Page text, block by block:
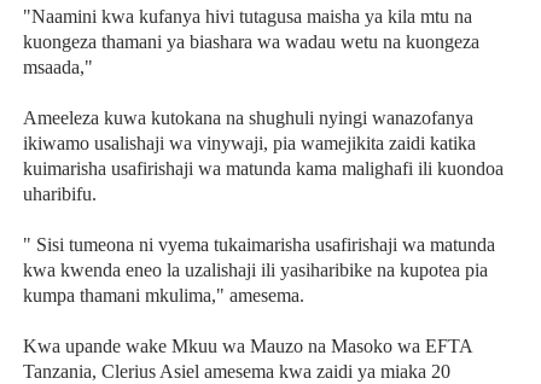
"Naamini kwa kufanya hivi tutagusa maisha ya kila mtu na
kuongeza thamani ya biashara wa wadau wetu na kuongeza
msaada,"
Ameeleza kuwa kutokana na shughuli nyingi wanazofanya
ikiwamo usalishaji wa vinywaji, pia wamejikita zaidi katika
kuimarisha usafirishaji wa matunda kama malighafi ili kuondoa
uharibifu.
" Sisi tumeona ni vyema tukaimarisha usafirishaji wa matunda
kwa kwenda eneo la uzalishaji ili yasiharibike na kupotea pia
kumpa thamani mkulima," amesema.
Kwa upande wake Mkuu wa Mauzo na Masoko wa EFTA
Tanzania, Clerius Asiel amesema kwa zaidi ya miaka 20